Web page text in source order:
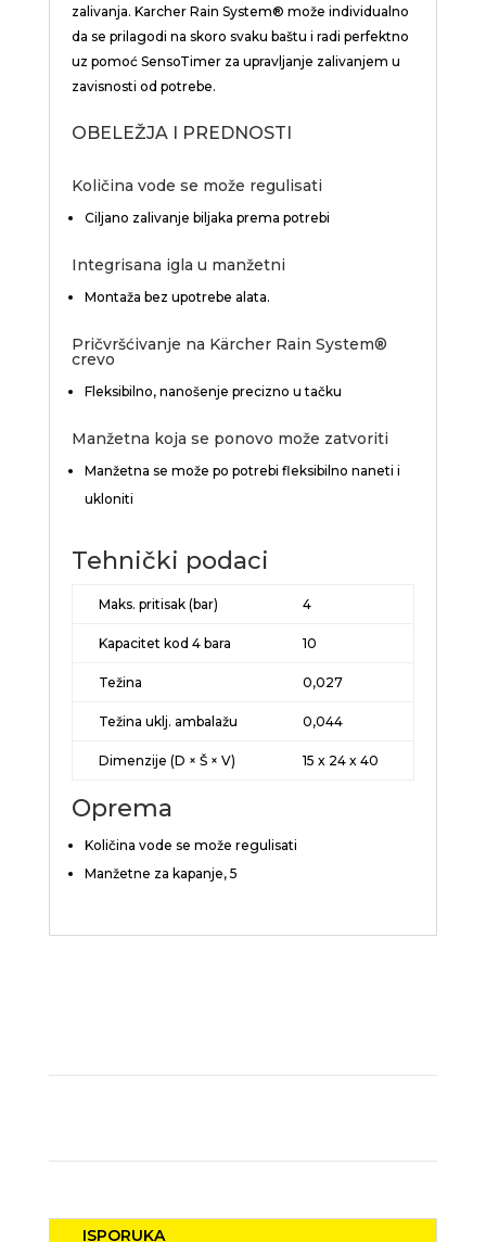
zalivanja. Karcher Rain System® može individualno
da se prilagodi na skoro svaku baštu i radi perfektno
uz pomoć SensoTimer za upravljanje zalivanjem u
zavisnosti od potrebe.
OBELEŽJA I PREDNOSTI
Količina vode se može regulisati
Ciljano zalivanje biljaka prema potrebi
Integrisana igla u manžetni
Montaža bez upotrebe alata.
Pričvršćivanje na Kärcher Rain System®
crevo
Fleksibilno, nanošenje precizno u tačku
Manžetna koja se ponovo može zatvoriti
Manžetna se može po potrebi fleksibilno naneti i
ukloniti
Tehnički podaci
Maks. pritisak (bar) 4
Kapacitet kod 4 bara 10
Težina 0,027
Težina uklj. ambalažu 0,044
Dimenzije (D × Š × V) 15 x 24 x 40
Oprema
Količina vode se može regulisati
Manžetne za kapanje, 5
ISPORUKA